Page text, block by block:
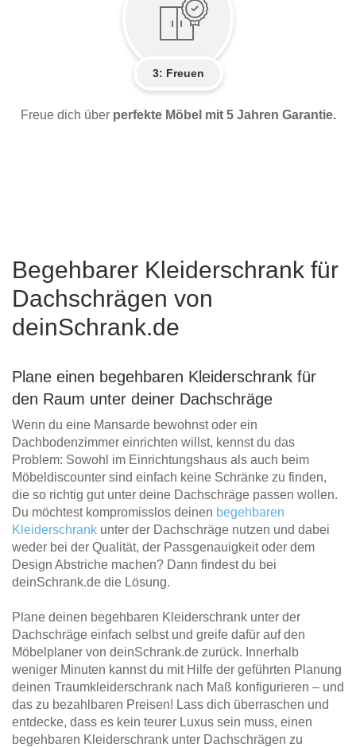
3: Freuen
Freue dich über perfekte Möbel mit 5 Jahren Garantie.
Begehbarer Kleiderschrank für
Dachschrägen von
deinSchrank.de
Plane einen begehbaren Kleiderschrank für
den Raum unter deiner Dachschräge
Wenn du eine Mansarde bewohnst oder ein
Dachbodenzimmer einrichten willst, kennst du das
Problem: Sowohl im Einrichtungshaus als auch beim
Möbeldiscounter sind einfach keine Schränke zu finden,
die so richtig gut unter deine Dachschräge passen wollen.
Du möchtest kompromisslos deinen begehbaren
Kleiderschrank unter der Dachschräge nutzen und dabei
weder bei der Qualität, der Passgenauigkeit oder dem
Design Abstriche machen? Dann findest du bei
deinSchrank.de die Lösung.
Plane deinen begehbaren Kleiderschrank unter der
Dachschräge einfach selbst und greife dafür auf den
Möbelplaner von deinSchrank.de zurück. Innerhalb
weniger Minuten kannst du mit Hilfe der geführten Planung
deinen Traumkleiderschrank nach Maß konfigurieren – und
das zu bezahlbaren Preisen! Lass dich überraschen und
entdecke, dass es kein teurer Luxus sein muss, einen
begehbaren Kleiderschrank unter Dachschrägen zu